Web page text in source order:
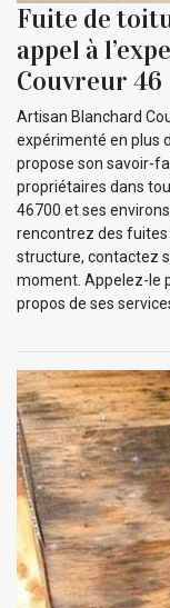
Fuite de
appel à
Couvreur 46
Artisan Blanchard
expérimenté en plus
propose son savoir-
propriétaires dans
46700 et ses
rencontrez des fuites
structure, contactez
moment. Appelez-le
propos de ses